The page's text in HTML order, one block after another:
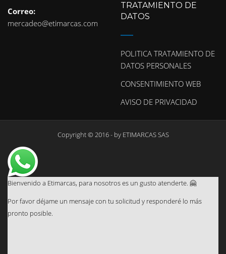
Correo:
mercadeo@etimarcas.com
TRATAMIENTO DE
DATOS
POLITICA TRATAMIENTO DE
DATOS PERSONALES
CONSENTIMIENTO WEB
AVISO DE PRIVACIDAD
Copyright © 2016 - by ETIMARCAS SAS
Bienvenido a Etimarcas, para nosotros es un gusto atenderte. 🤗
Por favor déjame un mensaje con tu solicitud y responderé lo más
pronto posible.